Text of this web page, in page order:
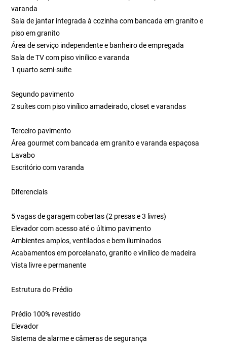
varanda
Sala de jantar integrada à cozinha com bancada em granito e
piso em granito
Área de serviço independente e banheiro de empregada
Sala de TV com piso vinílico e varanda
1 quarto semi-suíte
Segundo pavimento
2 suítes com piso vinílico amadeirado, closet e varandas
Terceiro pavimento
Área gourmet com bancada em granito e varanda espaçosa
Lavabo
Escritório com varanda
Diferenciais
5 vagas de garagem cobertas (2 presas e 3 livres)
Elevador com acesso até o último pavimento
Ambientes amplos, ventilados e bem iluminados
Acabamentos em porcelanato, granito e vinílico de madeira
Vista livre e permanente
Estrutura do Prédio
Prédio 100% revestido
Elevador
Sistema de alarme e câmeras de segurança